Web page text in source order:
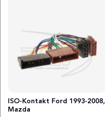
ISO-Kontakt Ford 1993-2008,
Mazda